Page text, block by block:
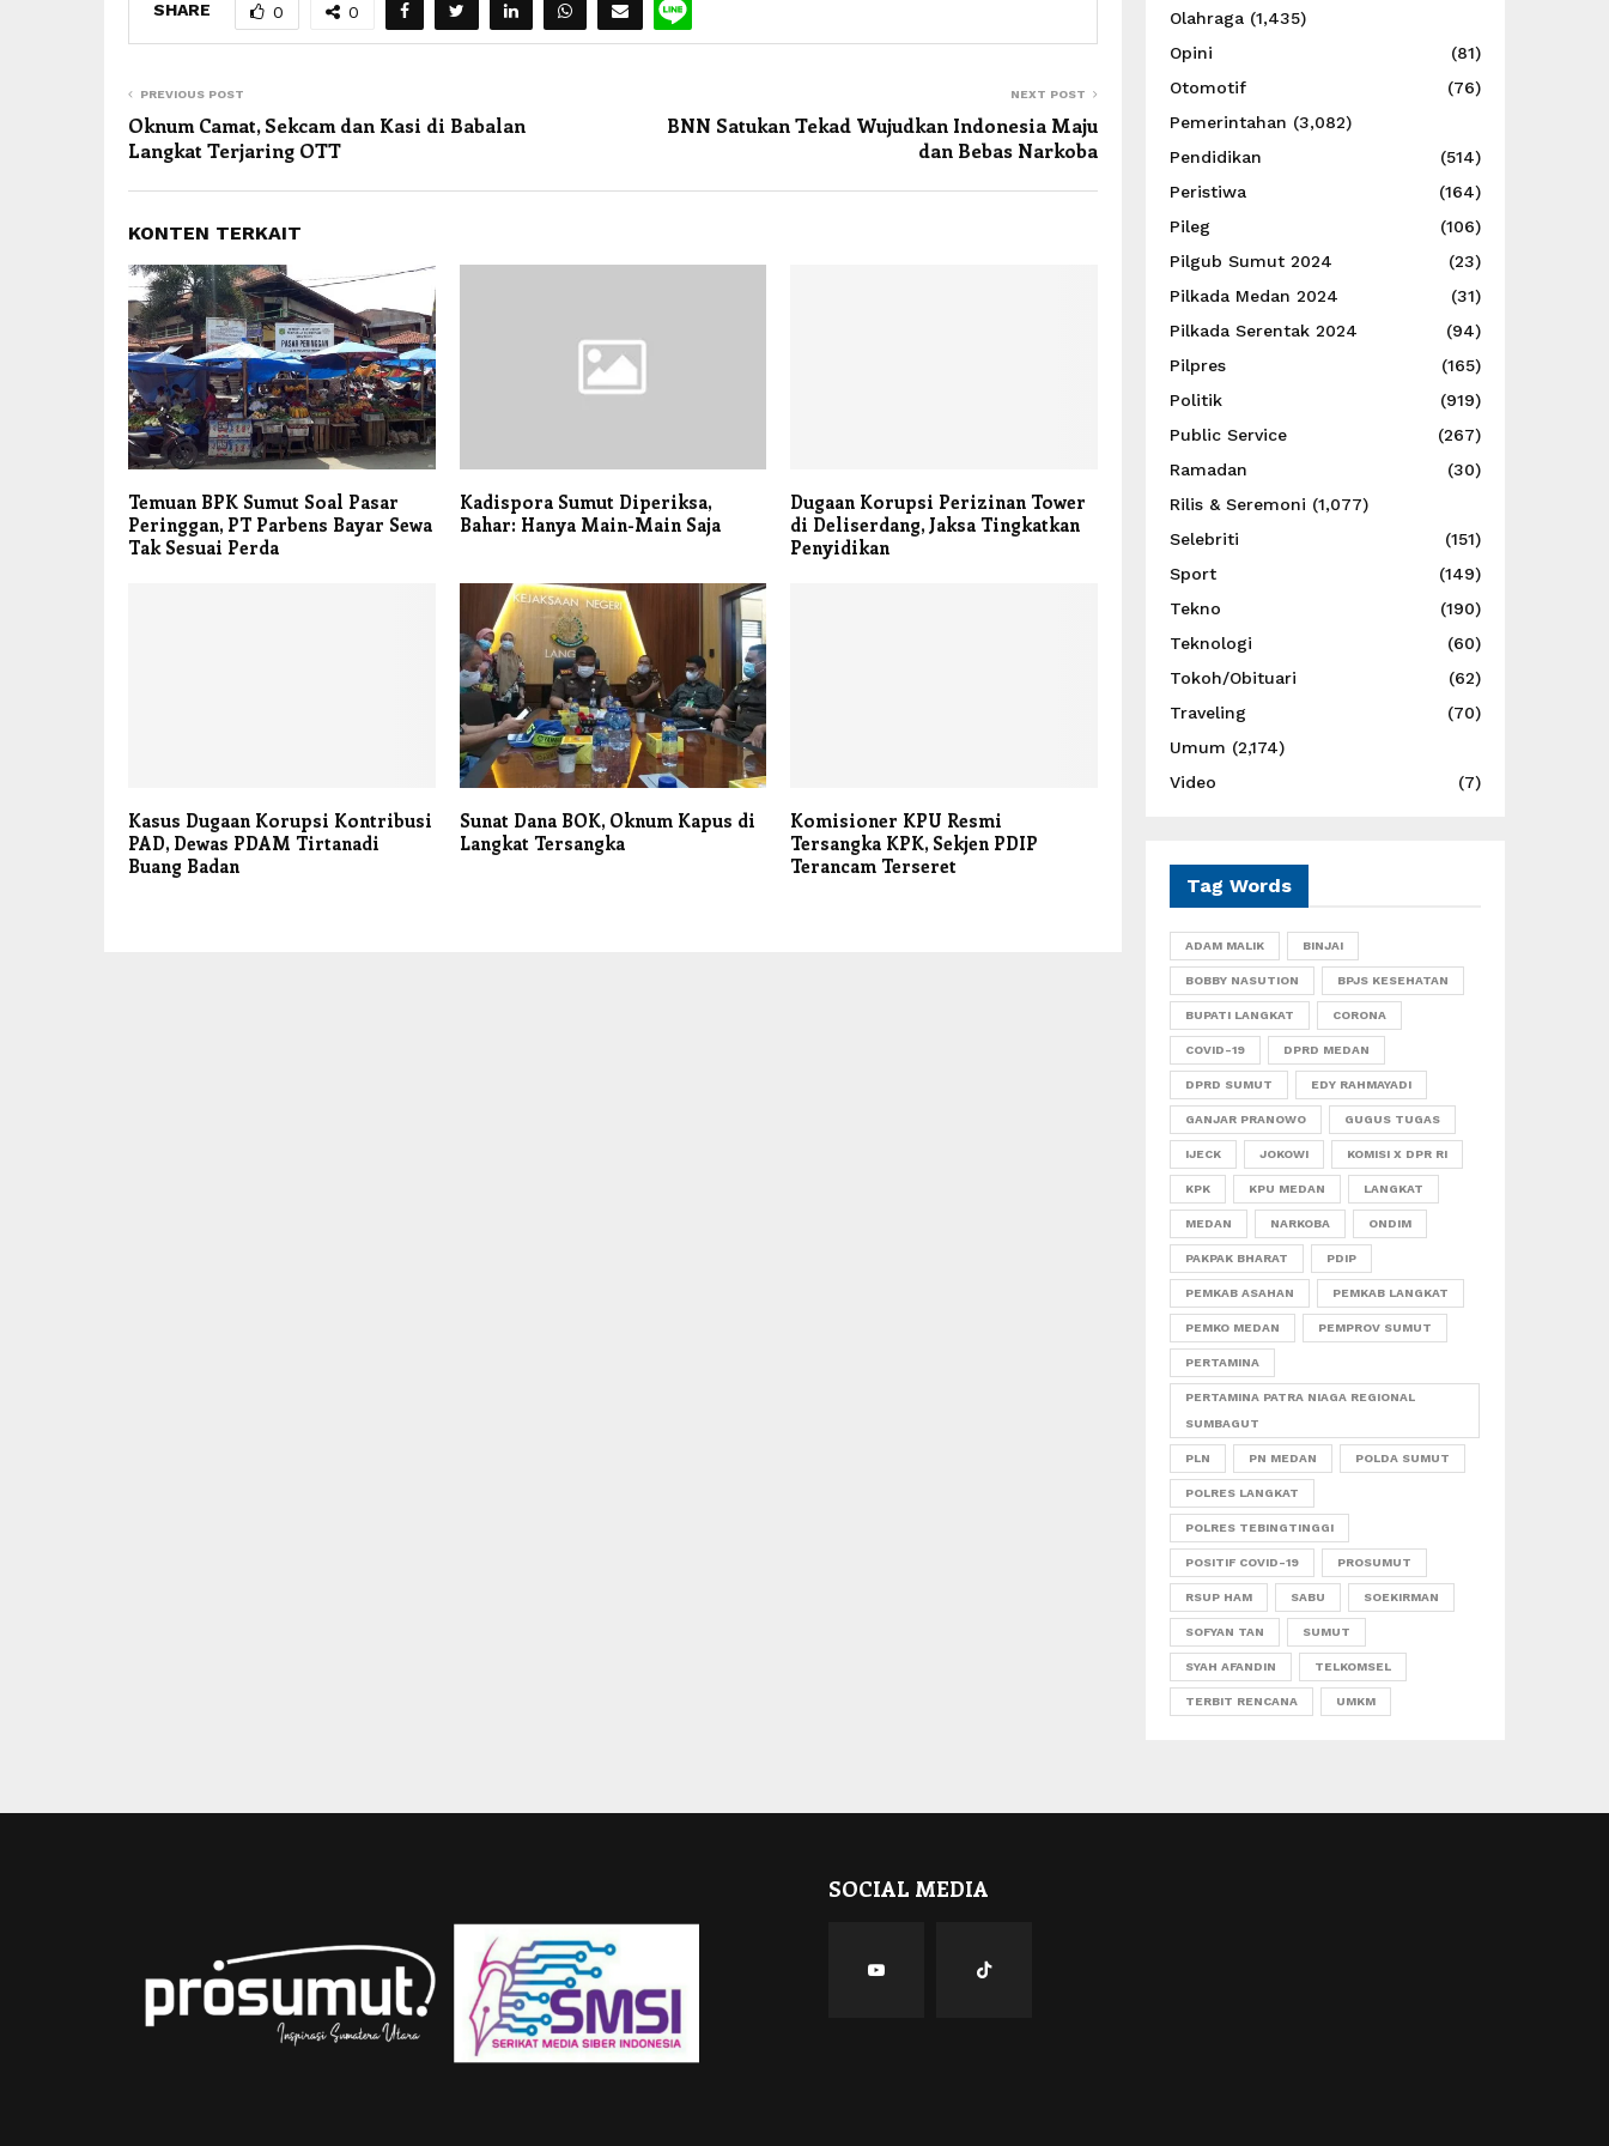
SHARE 0 0
PREVIOUS POST
Oknum Camat, Sekcam dan Kasi di Babalan
Langkat Terjaring OTT
NEXT POST
BNN Satukan Tekad Wujudkan Indonesia Maju
dan Bebas Narkoba
KONTEN TERKAIT
Temuan BPK Sumut Soal Pasar
Peringgan, PT Parbens Bayar Sewa
Tak Sesuai Perda
Kadispora Sumut Diperiksa,
Bahar: Hanya Main-Main Saja
Dugaan Korupsi Perizinan Tower
di Deliserdang, Jaksa Tingkatkan
Penyidikan
Kasus Dugaan Korupsi Kontribusi
PAD, Dewas PDAM Tirtanadi
Buang Badan
Sunat Dana BOK, Oknum Kapus di
Langkat Tersangka
Komisioner KPU Resmi
Tersangka KPK, Sekjen PDIP
Terancam Terseret
Olahraga (1,435)
Opini
(81)
Otomotif
(76)
Pemerintahan (3,082)
Pendidikan
(514)
Peristiwa
(164)
Pileg
(106)
Pilgub Sumut 2024
(23)
Pilkada Medan 2024
(31)
Pilkada Serentak 2024
(94)
Pilpres
(165)
Politik
(919)
Public Service
(267)
Ramadan
(30)
Rilis & Seremoni (1,077)
Selebriti
(151)
Sport
(149)
Tekno
(190)
Teknologi
(60)
Tokoh/Obituari
(62)
Traveling
(70)
Umum (2,174)
Video
(7)
Tag Words
ADAM MALIK BINJAI
BOBBY NASUTION BPJS KESEHATAN
BUPATI LANGKAT CORONA
COVID-19 DPRD MEDAN
DPRD SUMUT EDY RAHMAYADI
GANJAR PRANOWO GUGUS TUGAS
IJECK JOKOWI KOMISI X DPR RI
KPK KPU MEDAN LANGKAT
MEDAN NARKOBA ONDIM
PAKPAK BHARAT PDIP
PEMKAB ASAHAN PEMKAB LANGKAT
PEMKO MEDAN PEMPROV SUMUT
PERTAMINA
PERTAMINA PATRA NIAGA REGIONAL
SUMBAGUT
PLN PN MEDAN POLDA SUMUT
POLRES LANGKAT
POLRES TEBINGTINGGI
POSITIF COVID-19 PROSUMUT
RSUP HAM SABU SOEKIRMAN
SOFYAN TAN SUMUT
SYAH AFANDIN TELKOMSEL
TERBIT RENCANA UMKM
SOCIAL MEDIA